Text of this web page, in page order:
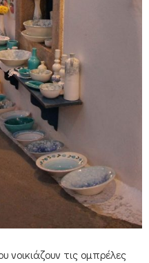
τις ομπρέλες